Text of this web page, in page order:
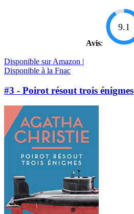
Avis:
9.1
Disponible sur Amazon |
Disponible à la Fnac
#3 - Poirot résout trois énigmes